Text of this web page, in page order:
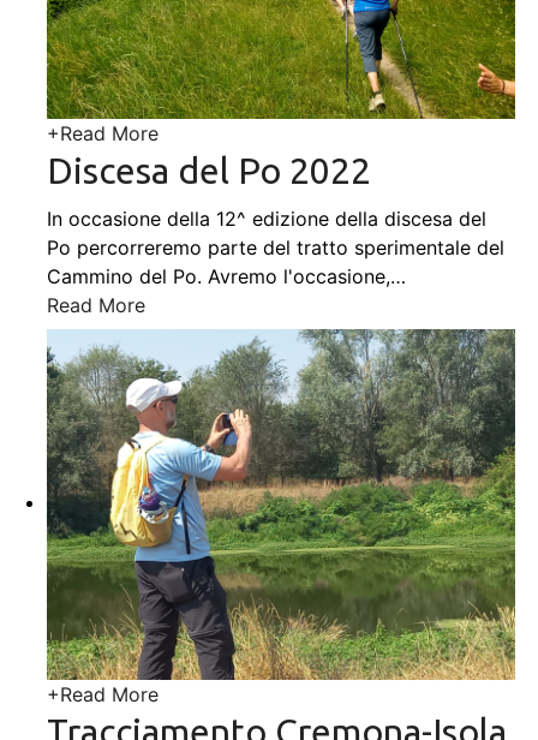
+Read More
Discesa del Po 2022
In occasione della 12^ edizione della discesa del
Po percorreremo parte del tratto sperimentale del
Cammino del Po. Avremo l'occasione,…
Read More
+Read More
Tracciamento Cremona-Isola